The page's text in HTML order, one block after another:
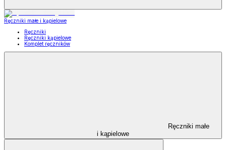
Ręczniki małe i kąpielowe
Ręczniki
Ręczniki kąpielowe
Komplet ręczników
Ręczniki małe
i kąpielowe